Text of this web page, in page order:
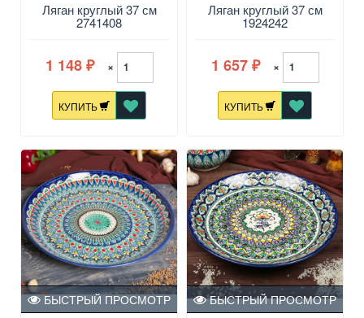
Ляган круглый 37 см
2741408
1 148 ₽ ×
КУПИТЬ
Ляган круглый 37 см
1924242
1 657 ₽ ×
КУПИТЬ
БЫСТРЫЙ ПРОСМОТР БЫСТРЫЙ ПРОСМОТР